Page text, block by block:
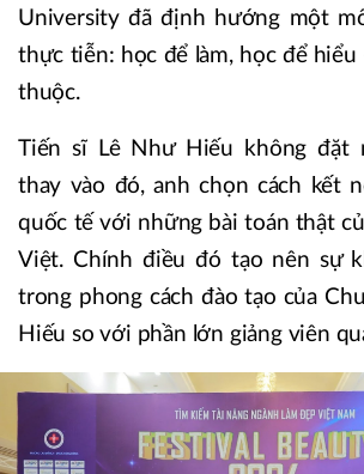
University đã định hướng một
thực tiễn: học để làm, học để
thuộc.
Tiến sĩ Lê Như Hiếu không đặt
thay vào đó, anh chọn cách kết
quốc tế với những bài toán thật
Việt. Chính điều đó tạo nên sự
trong phong cách đào tạo của
Hiếu so với phần lớn giảng viên